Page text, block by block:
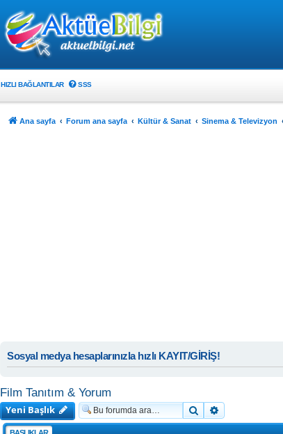
HIZLI BAĞLANTILAR SSS
Ana sayfa Forum ana sayfa Kültür & Sanat Sinema & Televizyon
Sosyal medya hesaplarınızla hızlı KAYIT/GİRİŞ!
Film Tanıtım & Yorum
Yeni Başlık
Ara